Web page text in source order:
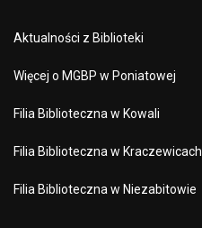
Aktualności z Biblioteki
Więcej o MGBP w Poniatowej
Filia Biblioteczna w Kowali
Filia Biblioteczna w Kraczewicach
Filia Biblioteczna w Niezabitowie